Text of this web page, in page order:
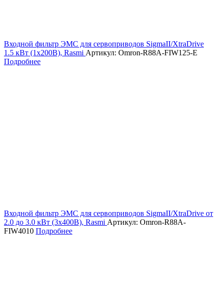
Входной фильтр ЭМС для сервоприводов SigmaII/XtraDrive
1.5 кВт (1х200В), Rasmi Артикул: Omron-R88A-FIW125-E
Подробнее
Входной фильтр ЭМС для сервоприводов SigmaII/XtraDrive от
2.0 до 3.0 кВт (3х400В), Rasmi Артикул: Omron-R88A-
FIW4010 Подробнее